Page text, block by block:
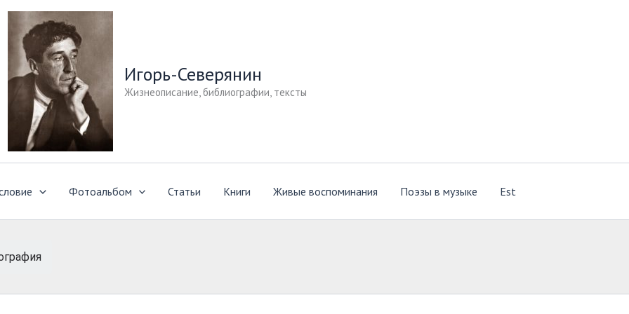
Игорь-Северянин
Жизнеописание, библиографии, тексты
Фотоальбом Статьи Книги Живые воспоминания Поэзы в музыке Est